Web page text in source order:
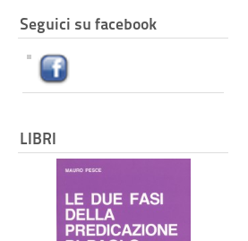
Seguici su facebook
LIBRI